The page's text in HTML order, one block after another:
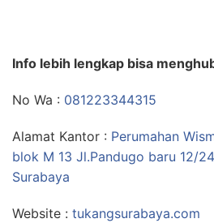
Info lebih lengkap bisa
No Wa : 081223344315
Alamat Kantor : Perumahan
blok M 13 Jl.Pandugo baru 12/
Surabaya
Website : tukangsurabaya.com